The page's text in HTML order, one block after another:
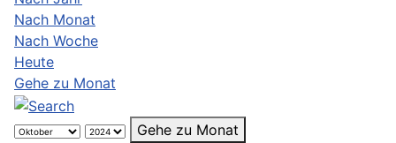
Nach Monat
Nach Woche
Heute
Gehe zu Monat
Gehe zu Monat